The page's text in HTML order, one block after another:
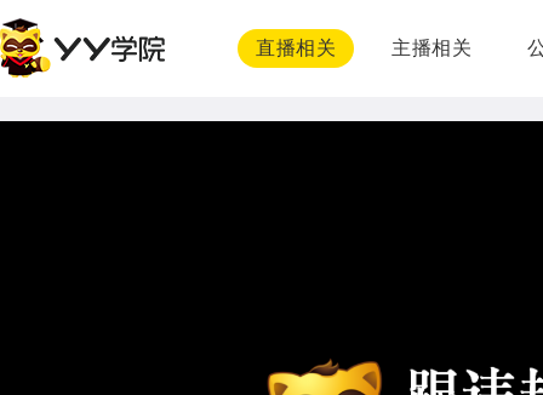
直播相关 主播相关